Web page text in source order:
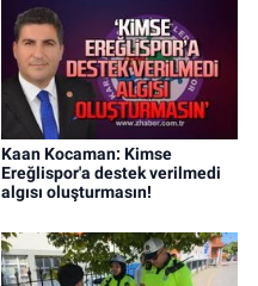
Kaan Kocaman: Kimse
Ereğlispor'a destek verilmedi
algısı oluşturmasın!